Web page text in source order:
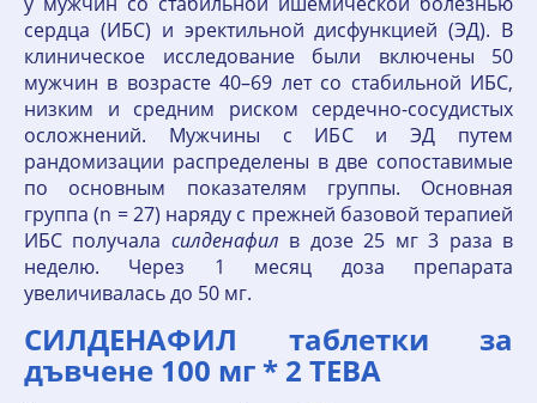
сердца (ИБС) и эректильной дисфункцией (ЭД). В
клиническое исследование были включены 50
мужчин в возрасте 40–69 лет со стабильной ИБС,
низким и средним риском сердечно-сосудистых
осложнений. Мужчины с ИБС и ЭД путем
рандомизации распределены в две сопоставимые
по основным показателям группы. Основная
группа (n = 27) наряду с прежней базовой терапией
ИБС получала силденафил в дозе 25 мг 3 раза в
неделю. Через 1 месяц доза препарата
увеличивалась до 50 мг.
СИЛДЕНАФИЛ таблетки за
дъвчене 100 мг * 2 ТЕВА